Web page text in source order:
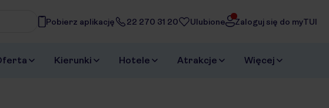
Pobierz aplikację 22 270 31 20 Ulubione Zaloguj się do myTUI
Kierunki Hotele Atrakcje Więcej